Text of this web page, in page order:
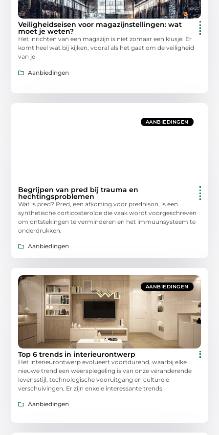
Veiligheidseisen voor magazijnstellingen: wat
moet je weten?
Het inrichten van een magazijn is niet zomaar een klusje. Er
komt heel wat bij kijken, vooral als het gaat om de veiligheid
van je
Aanbiedingen
AANBIEDINGEN
Begrijpen van pred bij trauma en
hechtingsproblemen
Wat is pred? Pred, een afkorting voor prednison, is een
synthetische corticosteroïde die vaak wordt voorgeschreven
om ontstekingen te verminderen en het immuunsysteem te
onderdrukken.
Aanbiedingen
AANBIEDINGEN
Top 6 trends in interieurontwerp
Het interieurontwerp evolueert voortdurend, waarbij elke
nieuwe trend een weerspiegeling is van onze veranderende
levensstijl, technologische vooruitgang en culturele
verschuivingen. Er zijn enkele interessante trends
Aanbiedingen